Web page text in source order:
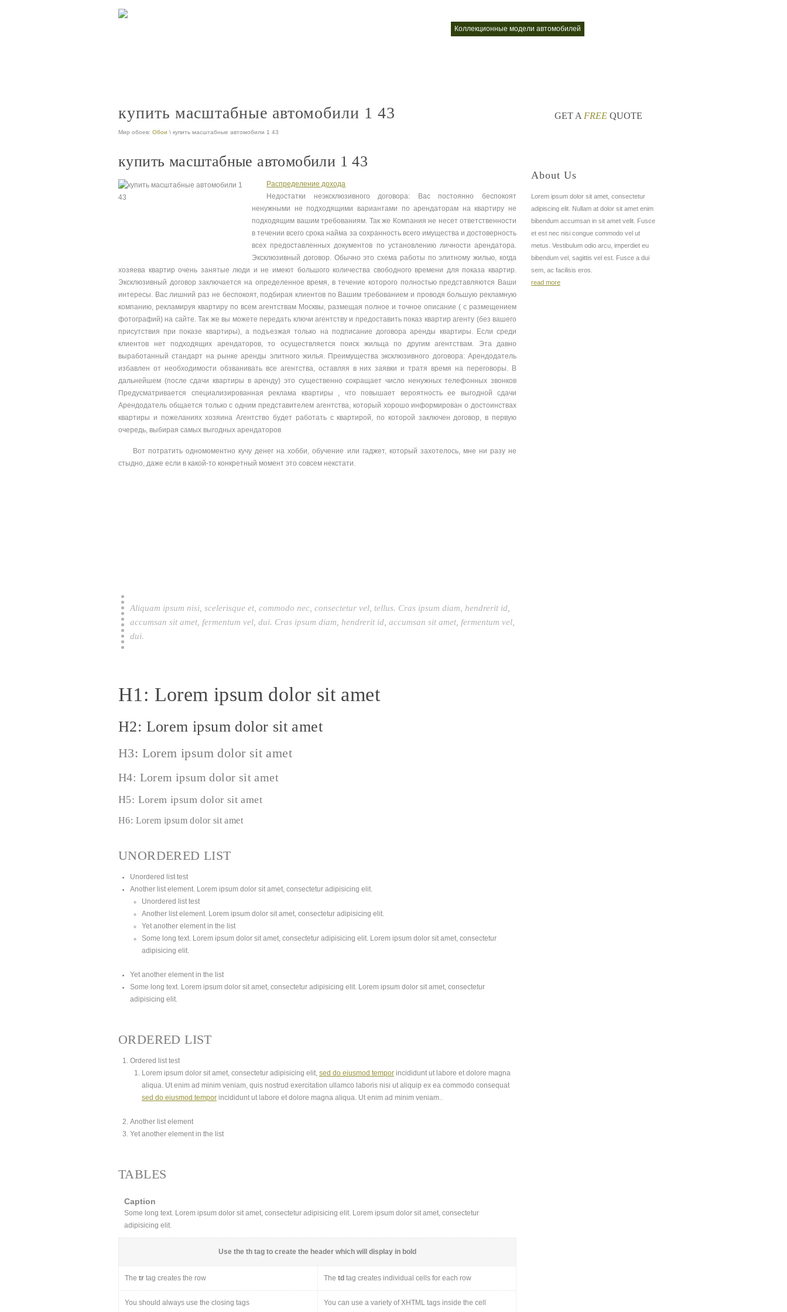
коллекционные модели автомобилей
купить масштабные автомобили 1 43
Мир обоев: Обои \ купить масштабные автомобили 1 43
GET A FREE QUOTE
купить масштабные автомобили 1 43
Распределение дохода
Недостатки неэксклюзивного договора: Вас постоянно беспокоят
ненужными не подходящими вариантами по арендаторам на квартиру не
подходящим вашим требованиям. Так же Компания не несет ответственности
в течении всего срока найма за сохранность всего имущества и достоверность
всех предоставленных документов по установлению личности арендатора.
Эксклюзивный договор. Обычно это схема работы по элитному жилью, когда
хозяева квартир очень занятые люди и не имеют большого количества свободного времени для показа квартир.
Эксклюзивный договор заключается на определенное время, в течение которого полностью представляются Ваши
интересы. Вас лишний раз не беспокоят, подбирая клиентов по Вашим требованием и проводя большую рекламную
компанию, рекламируя квартиру по всем агентствам Москвы, размещая полное и точное описание ( с размещением
фотографий) на сайте. Так же вы можете передать ключи агентству и предоставить показ квартир агенту (без вашего
присутствия при показе квартиры), а подъезжая только на подписание договора аренды квартиры. Если среди
клиентов нет подходящих арендаторов, то осуществляется поиск жильца по другим агентствам. Эта давно
выработанный стандарт на рынке аренды элитного жилья. Преимущества эксклюзивного договора: Арендодатель
избавлен от необходимости обзванивать все агентства, оставляя в них заявки и тратя время на переговоры. В
дальнейшем (после сдачи квартиры в аренду) это существенно сокращает число ненужных телефонных звонков
Предусматривается специализированная реклама квартиры , что повышает вероятность ее выгодной сдачи
Арендодатель общается только с одним представителем агентства, который хорошо информирован о достоинствах
квартиры и пожеланиях хозяина Агентство будет работать с квартирой, по которой заключен договор, в первую
очередь, выбирая самых выгодных арендаторов
Вот потратить одномоментно кучу денег на хобби, обучение или гаджет, который захотелось, мне ни разу не
стыдно, даже если в какой-то конкретный момент это совсем некстати.
Aliquam ipsum nisi, scelerisque et, commodo nec, consectetur vel, tellus. Cras ipsum diam, hendrerit id,
accumsan sit amet, fermentum vel, dui. Cras ipsum diam, hendrerit id, accumsan sit amet, fermentum vel,
dui.
H1: Lorem ipsum dolor sit amet
H2: Lorem ipsum dolor sit amet
H3: Lorem ipsum dolor sit amet
H4: Lorem ipsum dolor sit amet
H5: Lorem ipsum dolor sit amet
H6: Lorem ipsum dolor sit amet
UNORDERED LIST
Unordered list test
Another list element. Lorem ipsum dolor sit amet, consectetur adipisicing elit.
Unordered list test
Another list element. Lorem ipsum dolor sit amet, consectetur adipisicing elit.
Yet another element in the list
Some long text. Lorem ipsum dolor sit amet, consectetur adipisicing elit. Lorem ipsum dolor sit amet, consectetur
adipisicing elit.
Yet another element in the list
Some long text. Lorem ipsum dolor sit amet, consectetur adipisicing elit. Lorem ipsum dolor sit amet, consectetur
adipisicing elit.
ORDERED LIST
Ordered list test
Lorem ipsum dolor sit amet, consectetur adipisicing elit, sed do eiusmod tempor incididunt ut labore et dolore magna
aliqua. Ut enim ad minim veniam, quis nostrud exercitation ullamco laboris nisi ut aliquip ex ea commodo consequat
sed do eiusmod tempor incididunt ut labore et dolore magna aliqua. Ut enim ad minim veniam..
Another list element
Yet another element in the list
TABLES
Caption
Some long text. Lorem ipsum dolor sit amet, consectetur adipisicing elit. Lorem ipsum dolor sit amet, consectetur
adipisicing elit.
Use the th tag to create the header which will display in bold
The tr tag creates the row The td tag creates individual cells for each row
You should always use the closing tags You can use a variety of XHTML tags inside the cell
About Us
Lorem ipsum dolor sit amet, consectetur
adipiscing elit. Nullam at dolor sit amet enim
bibendum accumsan in sit amet velit. Fusce
et est nec nisi congue commodo vel ut
metus. Vestibulum odio arcu, imperdiet eu
bibendum vel, sagittis vel est. Fusce a dui
sem, ac facilisis eros.
read more